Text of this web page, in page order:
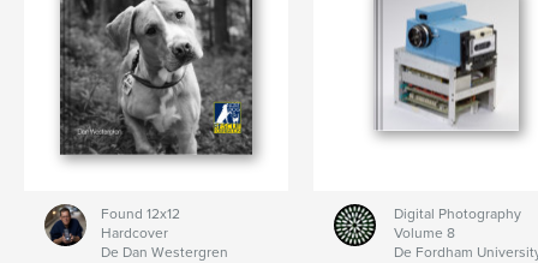
Found 12x12
Hardcover
De Dan Westergren
Digital Photography
Volume 8
De Fordham